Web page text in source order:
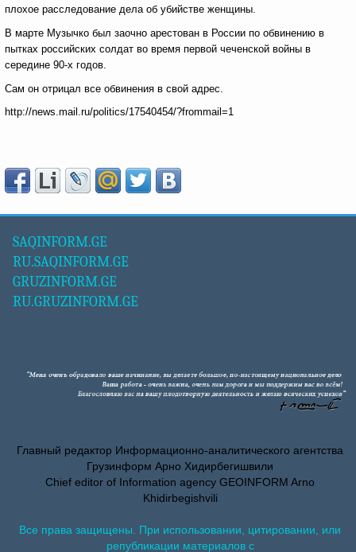
плохое расследование дела об убийстве женщины.
В марте Музычко был заочно арестован в России по обвинению в
пытках российских солдат во время первой чеченской войны в
середине 90-х годов.
Сам он отрицал все обвинения в свой адрес.
http://news.mail.ru/politics/17540454/?frommail=1
SAQINFORM.GE
RU.SAQINFORM.GE
GRUZINFORM.GE
RU.GRUZINFORM.GE
Главный редактор Информационно-аналитического агентства
Грузинформ Арно Хидирбегишвили
Chief editor of Information agency GEOINFORM Arno
Khidirbegishvili
Все права защищены. При использовании, цитировании, или
републикации материалов с